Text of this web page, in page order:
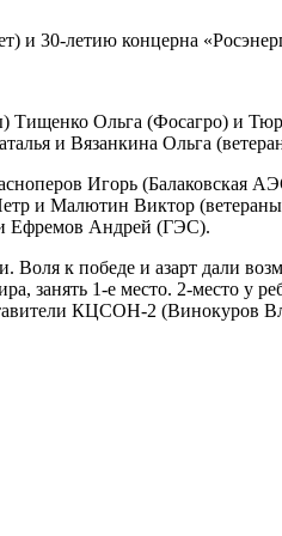
и 30-летию концерна
Тищенко Ольга (Фосагро) и
и Вязанкина Ольга
Игорь (Балаковская
и Малютин Виктор
Ефремов Андрей (ГЭС).
Воля к победе и азарт дали
занять 1-е место. 2-место у
КЦСОН-2 (Винокуров